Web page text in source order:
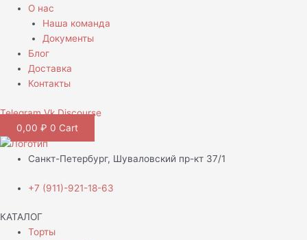
О нас
Наша команда
Документы
Блог
Доставка
Контакты
Telegram Vk Discourse
0,00 ₽ 0 Cart
Санкт-Петербург, Шуваловский пр-кт 37/1
+7 (911)-921-18-63
КАТАЛОГ
Торты